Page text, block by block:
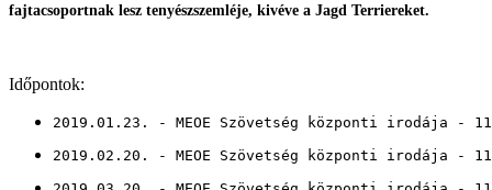
fajtacsoportnak lesz tenyészszemléje, kivéve a Jagd Terriereket.
Időpontok:
2019.01.23. - MEOE Szövetség központi irodája -
2019.02.20. - MEOE Szövetség központi irodája -